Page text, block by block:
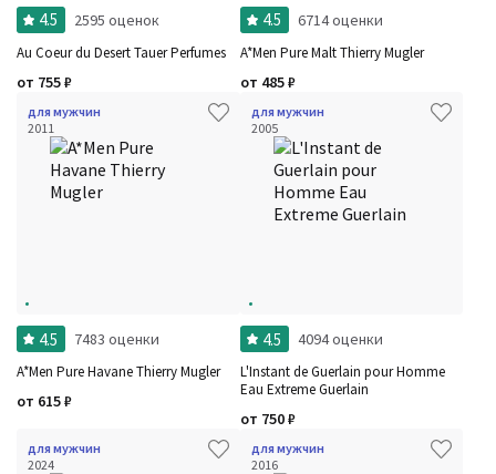
4.5 2595 оценок
Au Coeur du Desert Tauer Perfumes
от 755₽
4.5 6714 оценки
A*Men Pure Malt Thierry Mugler
от 485₽
для мужчин
2011
4.5 7483 оценки
A*Men Pure Havane Thierry Mugler
от 615₽
для мужчин
2005
4.5 4094 оценки
L'Instant de Guerlain pour Homme
Eau Extreme Guerlain
от 750₽
для мужчин
2024
для мужчин
2016